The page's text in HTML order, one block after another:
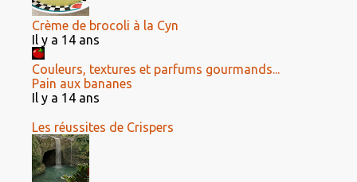
Crème de brocoli à la Cyn
Il y a 14 ans
Couleurs, textures et parfums gourmands...
Pain aux bananes
Il y a 14 ans
Les réussites de Crispers